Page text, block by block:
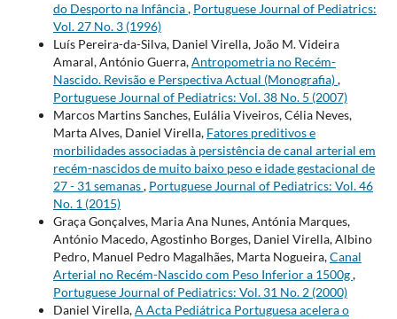
do Desporto na Infância, Portuguese Journal of Pediatrics:
Vol. 27 No. 3 (1996)
Luís Pereira-da-Silva, Daniel Virella, João M. Videira
Amaral, António Guerra,Antropometria no Recém-
Nascido. Revisão e Perspectiva Actual (Monografia),
Portuguese Journal of Pediatrics: Vol. 38 No. 5 (2007)
Marcos Martins Sanches, Eulália Viveiros, Célia Neves,
Marta Alves, Daniel Virella, Fatores preditivos e
morbilidades associadas à persistência de canal arterial em
recém-nascidos de muito baixo peso e idade gestacional de
27 - 31 semanas, Portuguese Journal of Pediatrics: Vol. 46
No. 1 (2015)
Graça Gonçalves, Maria Ana Nunes, Antónia Marques,
António Macedo, Agostinho Borges, Daniel Virella, Albino
Pedro, Manuel Pedro Magalhães, Marta Nogueira,Canal
Arterial no Recém-Nascido com Peso Inferior a 1500g,
Portuguese Journal of Pediatrics: Vol. 31 No. 2 (2000)
Daniel Virella,A Acta Pediátrica Portuguesa acelera o